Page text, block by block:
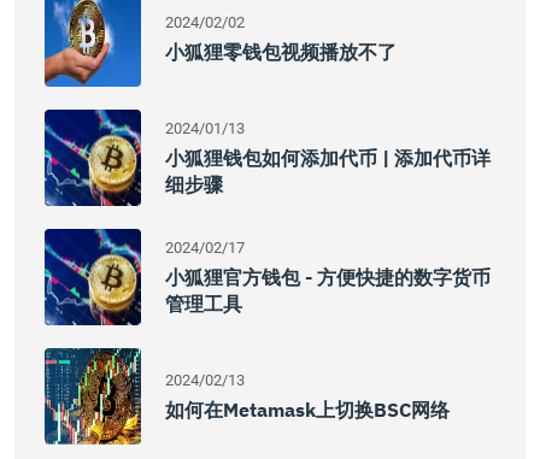
2024/02/02
小狐狸零钱包视频播放不了
2024/01/13
小狐狸钱包如何添加代币 | 添加代币详
细步骤
2024/02/17
小狐狸官方钱包 - 方便快捷的数字货币
管理工具
2024/02/13
如何在Metamask上切换BSC网络